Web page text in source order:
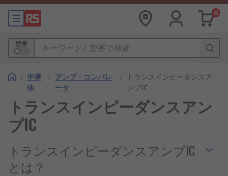
0
型番
/ 半導
体
/ アンプ・コンパレ
ータ
/
トランスインピーダンスア
ンプIC
トランスインピーダンスアン
プIC
トランスインピーダンスアンプIC
とは？